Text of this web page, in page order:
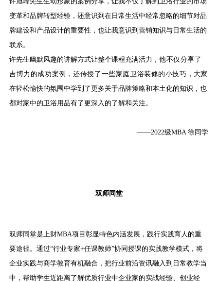
变革和品牌转型经验，还意识到在日常生活中经常忽略的细节对品
牌建设和产品设计的重要性，也让我意识到营销知识与日常生活的
联系。
许先生幽默风趣的讲解方式让整个课程充满活力，他不仅分享了
吉博力的成功案例，还传授了一些家庭卫浴装修的小技巧， 大家
在轻松愉快的氛围中学到了更多关于品牌策略和本土化的知识，也
都对家中的卫浴用品有了更深入的了解和关注。
——2022级MBA 徐同学
双师同堂
双师同堂是上财MBA项目彰显特色内涵发展，践行实践育人的重
要途径。通过“行业专家+任课教师”协同授课的实践教学模式，将
企业实践与商学教育有机融合，把行业前沿资讯融入到日常教学当
中，帮助学生近距离了解优质行业中企业家的实战经验、创业经